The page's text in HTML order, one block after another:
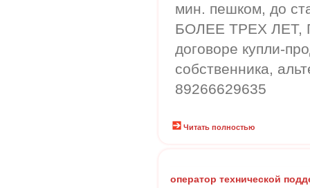
мин. пешком, до
БОЛЕЕ ТРЕХ
договоре купли-
собственника,
89266629635
Читать полностью
оператор технической